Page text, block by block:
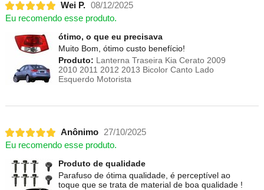
Wei P. 08/12/2025
Eu recomendo esse produto.
ótimo, o que eu precisava
Muito Bom, ótimo custo benefício!
Produto: Lanterna Traseira Kia Cerato 2009
2010 2011 2012 2013 Bicolor Canto Lado
Esquerdo Motorista
Anônimo 27/10/2025
Eu recomendo esse produto.
Produto de qualidade
Parafuso de ótima qualidade, é perceptível ao
toque que se trata de material de boa qualidade !